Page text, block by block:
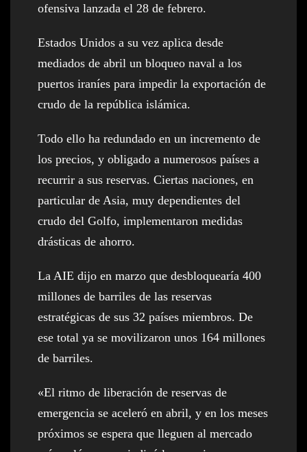
ofensiva lanzada el 28 de febrero.
Estados Unidos a su vez aplica desde
mediados de abril un bloqueo naval a los
puertos iraníes para impedir la exportación de
crudo de la república islámica.
Todo ello ha redundado en un incremento de
los precios, y obligado a numerosos países a
recurrir a sus reservas. Ciertas naciones, en
particular de Asia, muy dependientes del
crudo del Golfo, implementaron medidas
drásticas de ahorro.
La AIE dijo en marzo que desbloquearía 400
millones de barriles de las reservas
estratégicas de sus 32 países miembros. De
ese total ya se movilizaron unos 164 millones
de barriles.
«El ritmo de liberación de reservas de
emergencia se aceleró en abril, y en los meses
próximos se espera que lleguen al mercado